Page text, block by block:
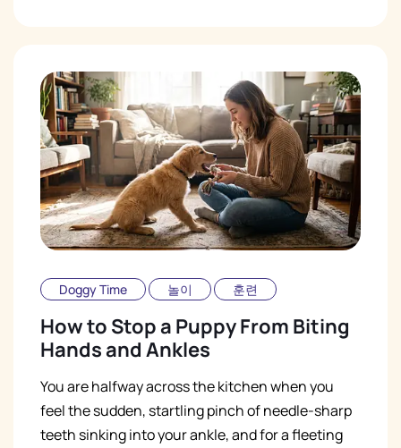
Doggy Time 놀이 훈련
How to Stop a Puppy From Biting
Hands and Ankles
You are halfway across the kitchen when you
feel the sudden, startling pinch of needle-sharp
teeth sinking into your ankle, and for a fleeting